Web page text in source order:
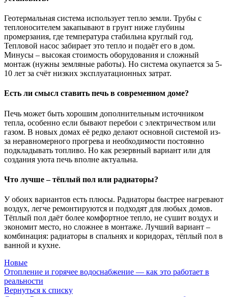
Геотермальная система использует тепло земли. Трубы с
теплоносителем закапывают в грунт ниже глубины
промерзания, где температура стабильна круглый год.
Тепловой насос забирает это тепло и подаёт его в дом.
Минусы – высокая стоимость оборудования и сложный
монтаж (нужны земляные работы). Но система окупается за 5-
10 лет за счёт низких эксплуатационных затрат.
Есть ли смысл ставить печь в современном доме?
Печь может быть хорошим дополнительным источником
тепла, особенно если бывают перебои с электричеством или
газом. В новых домах её редко делают основной системой из-
за неравномерного прогрева и необходимости постоянно
подкладывать топливо. Но как резервный вариант или для
создания уюта печь вполне актуальна.
Что лучше – тёплый пол или радиаторы?
У обоих вариантов есть плюсы. Радиаторы быстрее нагревают
воздух, легче ремонтируются и подходят для любых домов.
Тёплый пол даёт более комфортное тепло, не сушит воздух и
экономит место, но сложнее в монтаже. Лучший вариант –
комбинация: радиаторы в спальнях и коридорах, тёплый пол в
ванной и кухне.
Новые
Отопление и горячее водоснабжение — как это работает в
реальности
Вернуться к списку